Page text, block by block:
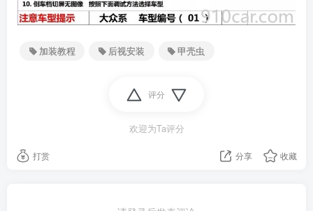
加装教程 后视安装 甲壳虫
评分
欢迎为Ta评分
打赏 分享 收藏